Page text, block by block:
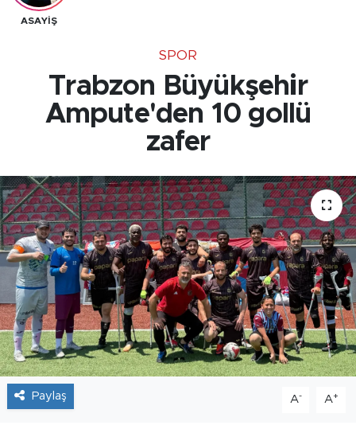
ASAYİŞ
SPOR
Trabzon Büyükşehir
Ampute'den 10 gollü
zafer
Paylaş A- A+
Son Dakika Haberleri